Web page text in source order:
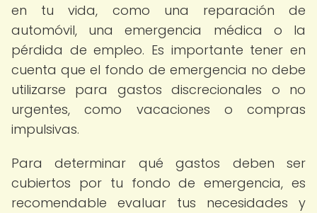
en tu vida, como una reparación de
automóvil, una emergencia médica o la
pérdida de empleo. Es importante tener en
cuenta que el fondo de emergencia no debe
utilizarse para gastos discrecionales o no
urgentes, como vacaciones o compras
impulsivas.
Para determinar qué gastos deben ser
cubiertos por tu fondo de emergencia, es
recomendable evaluar tus necesidades y